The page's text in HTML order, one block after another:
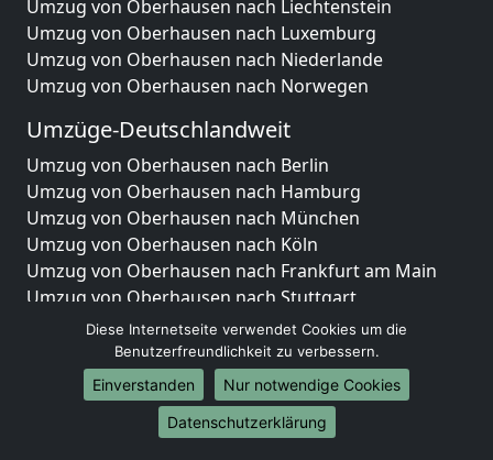
Umzug von Oberhausen nach Liechtenstein
Umzug von Oberhausen nach Luxemburg
Umzug von Oberhausen nach Niederlande
Umzug von Oberhausen nach Norwegen
Umzüge-Deutschlandweit
Umzug von Oberhausen nach Berlin
Umzug von Oberhausen nach Hamburg
Umzug von Oberhausen nach München
Umzug von Oberhausen nach Köln
Umzug von Oberhausen nach Frankfurt am Main
Umzug von Oberhausen nach Stuttgart
Umzug von Oberhausen nach Düsseldorf
Umzug von Oberhausen nach Leipzig
Umzug von Oberhausen nach Dortmund
Umzug von Oberhausen nach Essen
Umzug von Oberhausen nach Bremen
Diese Internetseite verwendet Cookies um die
Benutzerfreundlichkeit zu verbessern.
Einverstanden
Nur notwendige Cookies
Datenschutzerklärung